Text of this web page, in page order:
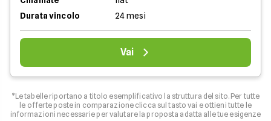
Durata vincolo
24 mesi
Vai
*Le tabelle riportano a titolo esemplificativo la struttura del sito. Per tutte
le offerte poste in comparazione clicca sul tasto vai e ottieni tutte le
informazioni necessarie per valutare la proposta adatta alle tue esigenze